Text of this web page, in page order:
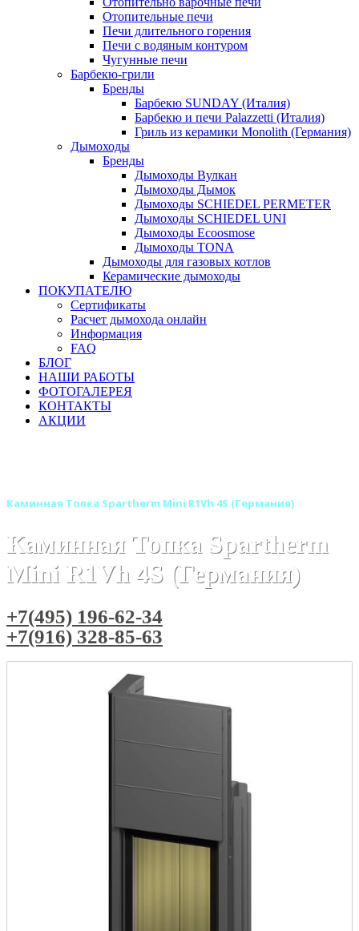
Отопительные печи
Печи длительного горения
Печи с водяным контуром
Чугунные печи
Барбекю-грили
Бренды
Барбекю SUNDAY (Италия)
Барбекю и печи Palazzetti (Италия)
Гриль из керамики Monolith (Германия)
Дымоходы
Бренды
Дымоходы Вулкан
Дымоходы Дымок
Дымоходы SCHIEDEL PERMETER
Дымоходы SCHIEDEL UNI
Дымоходы Ecoosmose
Дымоходы TONA
Дымоходы для газовых котлов
Керамические дымоходы
ПОКУПАТЕЛЮ
Сертификаты
Расчет дымохода онлайн
Информация
FAQ
БЛОГ
НАШИ РАБОТЫ
ФОТОГАЛЕРЕЯ
КОНТАКТЫ
АКЦИИ
Каминная Топка Spartherm Mini R1Vh 4S (Германия)
Каминная Топка Spartherm
Mini R1Vh 4S (Германия)
+7(495) 196-62-34
+7(916) 328-85-63